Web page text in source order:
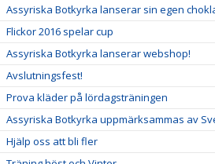
Assyriska Botkyrka lanserar sin egen
Flickor 2016 spelar cup
Assyriska Botkyrka lanserar webshop!
Avslutningsfest!
Prova kläder på lördagsträningen
Assyriska Botkyrka uppmärksammas av
Hjälp oss att bli fler